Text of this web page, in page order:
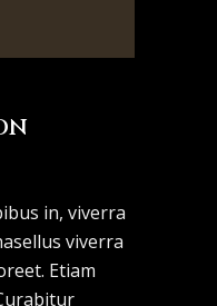
in, viverra
viverra
Etiam